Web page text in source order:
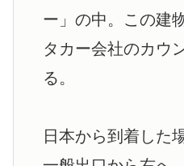
ー」の中。この建
タカー会社のカウ
る。
日本から到着した